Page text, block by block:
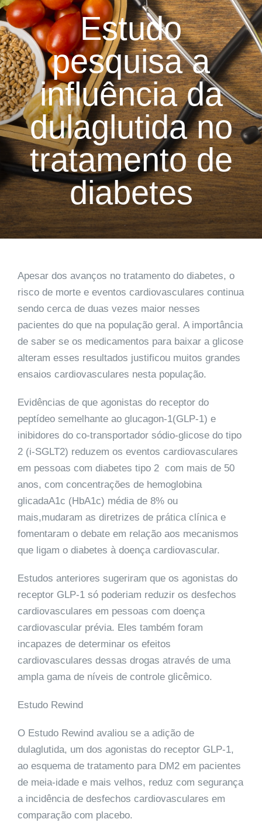
Estudo
pesquisa a
influência da
dulaglutida no
tratamento de
diabetes
Apesar dos avanços no tratamento do diabetes, o
risco de morte e eventos cardiovasculares continua
sendo cerca de duas vezes maior nesses
pacientes do que na população geral. A importância
de saber se os medicamentos para baixar a glicose
alteram esses resultados justificou muitos grandes
ensaios cardiovasculares nesta população.
Evidências de que agonistas do receptor do
peptídeo semelhante ao glucagon-1(GLP-1) e
inibidores do co-transportador sódio-glicose do tipo
2 (i-SGLT2) reduzem os eventos cardiovasculares
em pessoas com diabetes tipo 2 com mais de 50
anos, com concentrações de hemoglobina
glicadaA1c (HbA1c) média de 8% ou
mais,mudaram as diretrizes de prática clínica e
fomentaram o debate em relação aos mecanismos
que ligam o diabetes à doença cardiovascular.
Estudos anteriores sugeriram que os agonistas do
receptor GLP-1 só poderiam reduzir os desfechos
cardiovasculares em pessoas com doença
cardiovascular prévia. Eles também foram
incapazes de determinar os efeitos
cardiovasculares dessas drogas através de uma
ampla gama de níveis de controle glicêmico.
Estudo Rewind
O Estudo Rewind avaliou se a adição de
dulaglutida, um dos agonistas do receptor GLP-1,
ao esquema de tratamento para DM2 em pacientes
de meia-idade e mais velhos, reduz com segurança
a incidência de desfechos cardiovasculares em
comparação com placebo.